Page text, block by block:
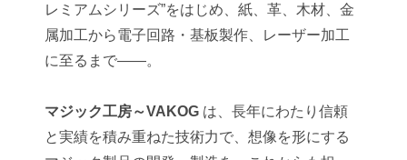
レミアムシリーズ”をはじめ、紙、革、木材、金
属加工から電子回路・基板製作、レーザー加工
に至るまで――。
マジック工房～VAKOG は、長年にわたり信頼
と実績を積み重ねた技術力で、想像を形にする